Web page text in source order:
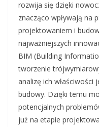
rozwija się dzięki
znacząco wpływają na
projektowaniem i
najważniejszych
BIM (Building
tworzenie
analizę ich właściwości
budowy. Dzięki temu
potencjalnych
już na etapie